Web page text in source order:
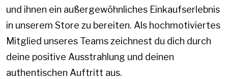
und ihnen ein außergewöhnliches Einkaufserlebnis
in unserem Store zu bereiten. Als hochmotiviertes
Mitglied unseres Teams zeichnest du dich durch
deine positive Ausstrahlung und deinen
authentischen Auftritt aus.